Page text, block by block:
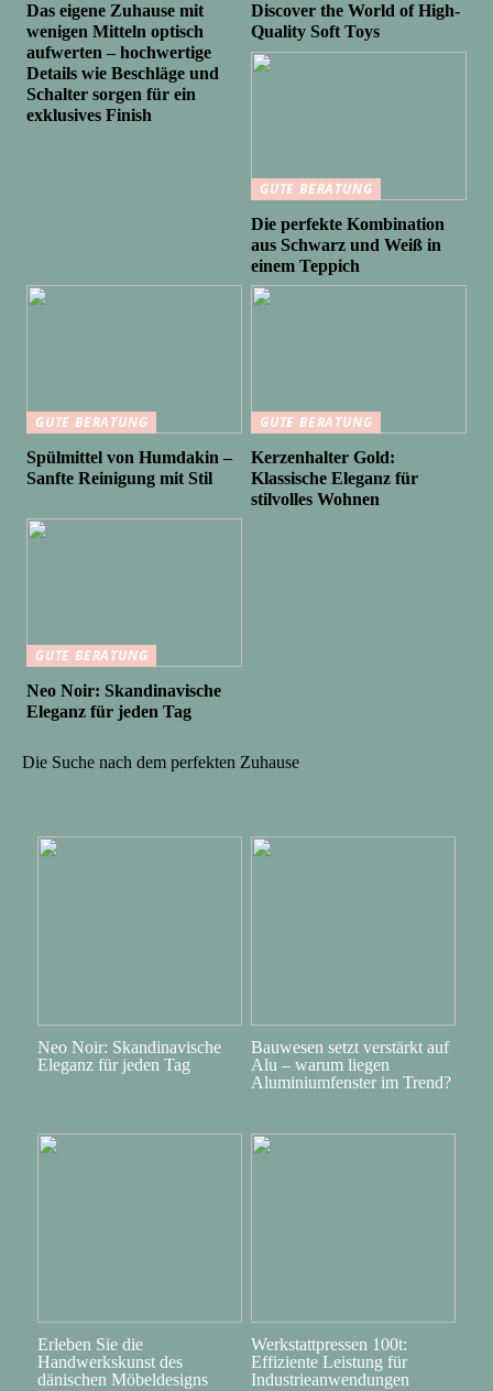
Das eigene Zuhause mit
wenigen Mitteln optisch
aufwerten – hochwertige
Details wie Beschläge und
Schalter sorgen für ein
exklusives Finish
Discover the World of High-
Quality Soft Toys
GUTE BERATUNG
Die perfekte Kombination
aus Schwarz und Weiß in
einem Teppich
GUTE BERATUNG
Spülmittel von Humdakin –
Sanfte Reinigung mit Stil
GUTE BERATUNG
Kerzenhalter Gold:
Klassische Eleganz für
stilvolles Wohnen
GUTE BERATUNG
Neo Noir: Skandinavische
Eleganz für jeden Tag
Die Suche nach dem perfekten Zuhause
Neo Noir: Skandinavische
Eleganz für jeden Tag
Bauwesen setzt verstärkt auf
Alu – warum liegen
Aluminiumfenster im Trend?
Erleben Sie die
Handwerkskunst des
dänischen Möbeldesigns
Werkstattpressen 100t:
Effiziente Leistung für
Industrieanwendungen